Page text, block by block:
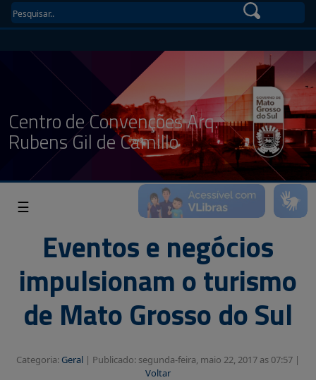
Centro de Convenções Arq.
Rubens Gil de Camillo
☰
Eventos e negócios
impulsionam o turismo
de Mato Grosso do Sul
Categoria: Geral | Publicado: segunda-feira, maio 22, 2017 as 07:57 |
Voltar